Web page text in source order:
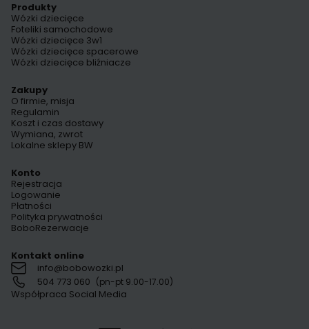
Produkty
Wózki dziecięce
Foteliki samochodowe
Wózki dziecięce 3w1
Wózki dziecięce spacerowe
Wózki dziecięce bliźniacze
Zakupy
O firmie, misja
Regulamin
Koszt i czas dostawy
Wymiana, zwrot
Lokalne sklepy BW
Konto
Rejestracja
Logowanie
Płatności
Polityka prywatności
BoboRezerwacje
Kontakt online
info@bobowozki.pl
504 773 060 (pn-pt 9.00-17.00)
Współpraca Social Media